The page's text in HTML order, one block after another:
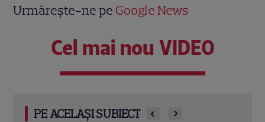
Urmărește-ne pe Google News
Cel mai nou VIDEO
PE ACELAȘI SUBIECT